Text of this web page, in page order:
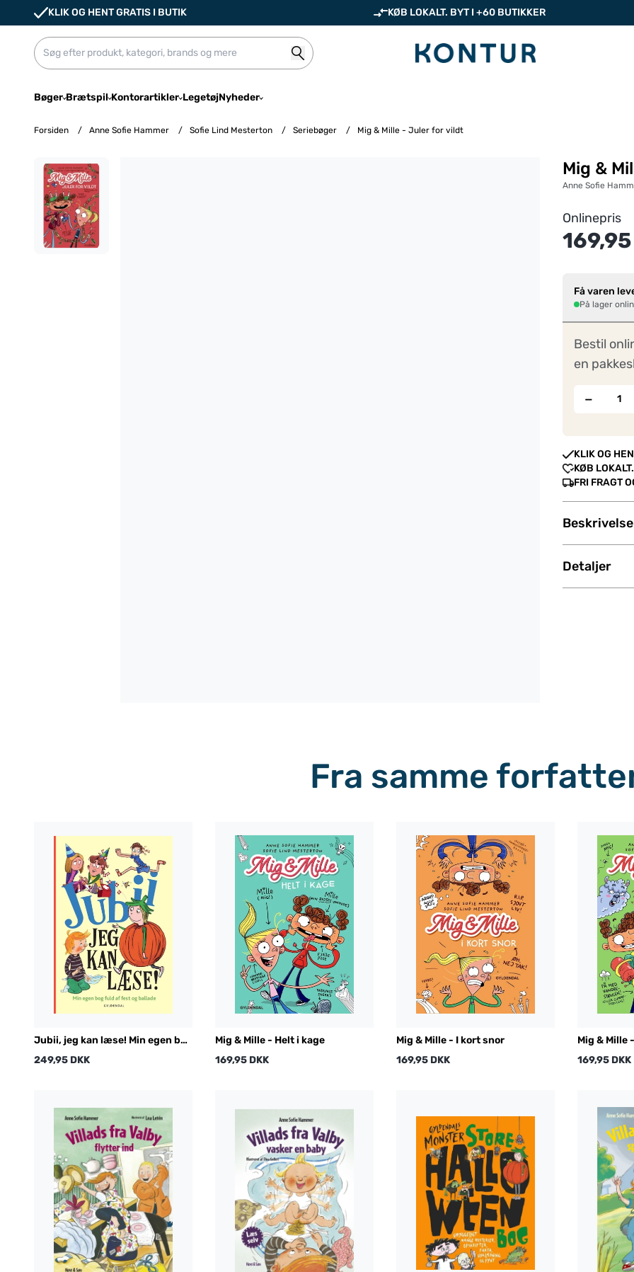
KLIK OG HENT GRATIS I BUTIK KØB LOKALT. BYT I +60 BUTIKKER
Bøger Brætspil Kontorartikler LegetøjNyheder
Forsiden / Anne Sofie Hammer / Sofie Lind Mesterton / Seriebøger / Mig & Mille - Juler for vildt
Mig &
Anne Sofie
Onlinepris
169,95
Få varen
På lager
Bestil
en
−
KLIK OG
KØB
FRI FRAGT
Beskrivelse
Detaljer
Fra samme
Jubii, jeg kan læse! Min egen bog
fuld af fest og ballade
249,95 DKK
Mig & Mille - Helt i kage
169,95 DKK
Mig & Mille - I kort snor
169,95 DKK
Mig & Mille
169,95 DKK